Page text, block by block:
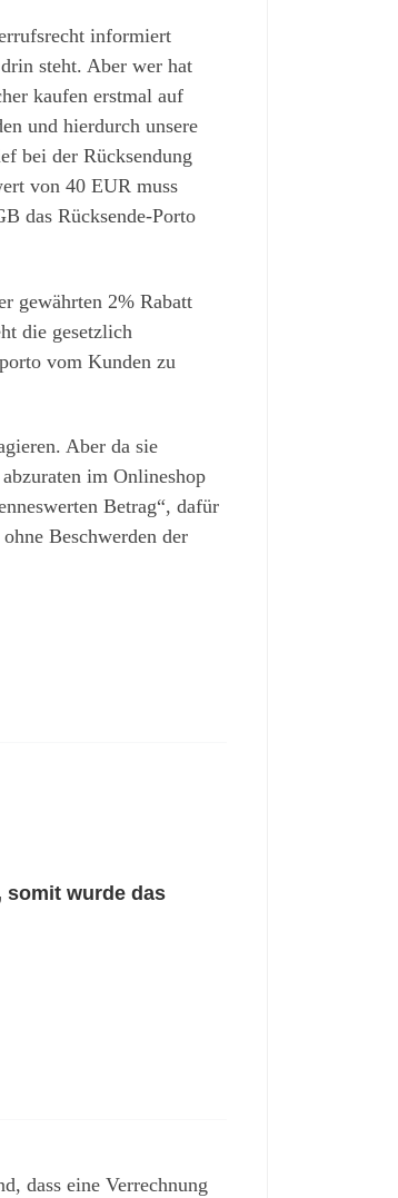
informiert
steht. Aber wer hat
kaufen erstmal auf
und hierdurch unsere
bei der Rücksendung
von 40 EUR muss
das Rücksende-Porto
gewährten 2% Rabatt
die gesetzlich
vom Kunden zu
Aber da sie
im Onlineshop
Betrag“, dafür
Beschwerden der
somit wurde das
dass eine Verrechnung